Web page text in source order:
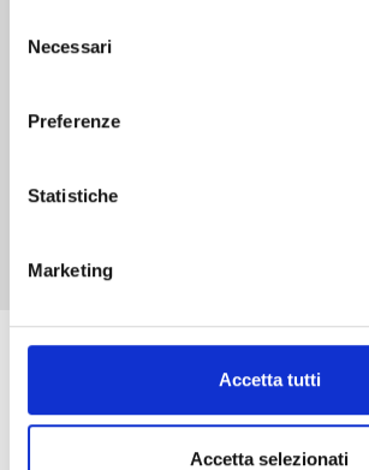
delNecessari
Preferenze
Statistiche
Marketing
Accetta tutti
Accetta selezionati
Se ti è piaciuto